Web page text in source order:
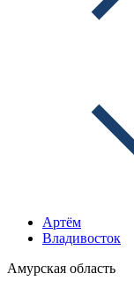
Артём
Владивосток
Амурская область